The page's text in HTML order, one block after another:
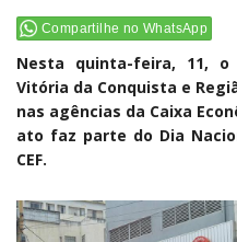
Compartilhe no WhatsApp
Nesta quinta-feira, 11, o
Vitória da Conquista e
nas agências da Caixa
ato faz parte do Dia
CEF.